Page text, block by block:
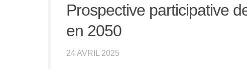
Prospective participative
en 2050
24 AVRIL 2025